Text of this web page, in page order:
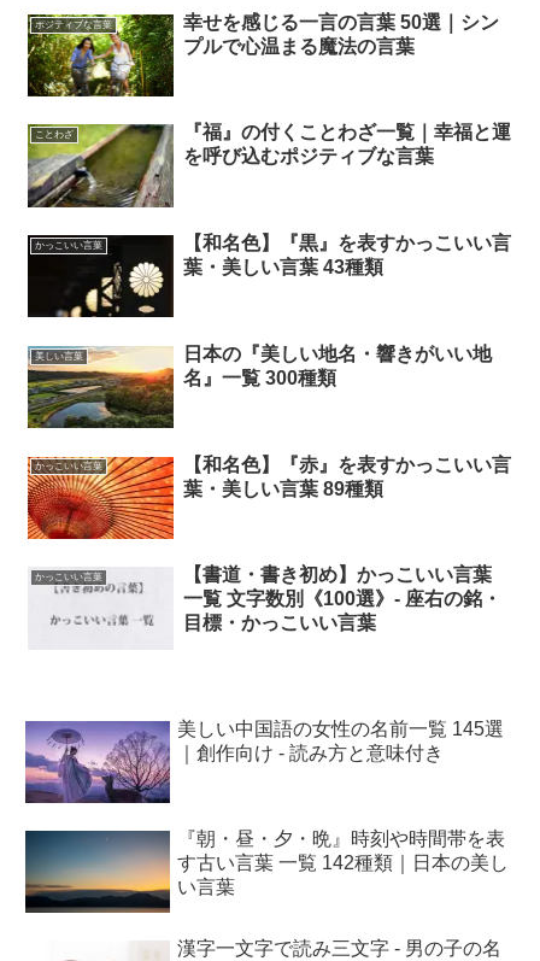
ポジティブな言葉
幸せを感じる一言の言葉 50選｜シン
プルで心温まる魔法の言葉
ことわざ
『福』の付くことわざ一覧｜幸福と運
を呼び込むポジティブな言葉
かっこいい言葉
【和名色】『黒』を表すかっこいい言
葉・美しい言葉 43種類
美しい言葉
日本の『美しい地名・響きがいい地
名』一覧 300種類
かっこいい言葉
【和名色】『赤』を表すかっこいい言
葉・美しい言葉 89種類
かっこいい言葉
【書道・書き初め】かっこいい言葉
一覧 文字数別《100選》- 座右の銘・
目標・かっこいい言葉
美しい中国語の女性の名前一覧 145選
｜創作向け - 読み方と意味付き
『朝・昼・夕・晩』時刻や時間帯を表
す古い言葉 一覧 142種類｜日本の美し
い言葉
漢字一文字で読み三文字 - 男の子の名